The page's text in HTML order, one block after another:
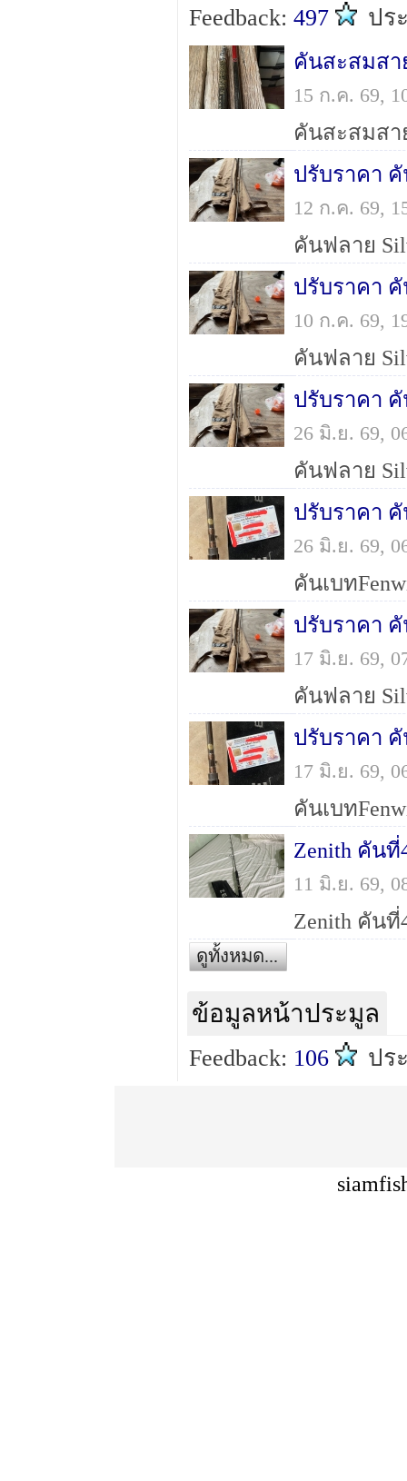
Feedback: 497 ปร
15 ก.ค. 69,
12 ก.ค. 69,
10 ก.ค. 69,
26 มิ.ย. 69,
ปรับราคา คั
26 มิ.ย. 69,
17 มิ.ย. 69,
ปรับราคา คั
17 มิ.ย. 69,
11 มิ.ย. 69,
ดูทั้งหมด...
ข้อมูลหน้าประมูล
Feedback: 106 ปร